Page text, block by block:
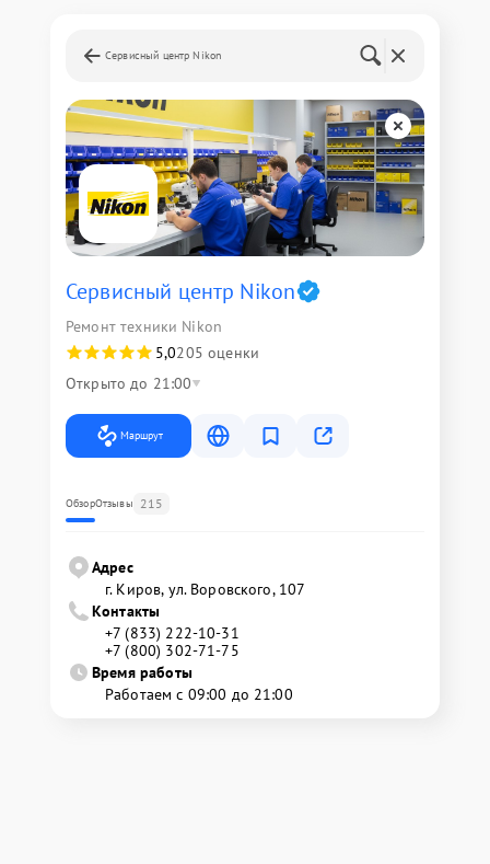
Сервисный центр Nikon
Сервисный центр Nikon
Ремонт техники Nikon
5,0205 оценки
Открыто до 21:00
Маршрут
ОбзорОтзывы 215
Адрес
г. Киров, ул. Воровского, 107
Контакты
+7 (833) 222-10-31
+7 (800) 302-71-75
Время работы
Работаем с 09:00 до 21:00